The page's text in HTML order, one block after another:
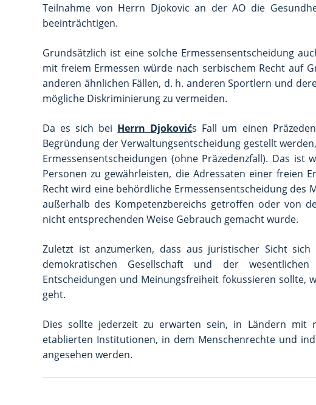
Teilnahme von Herrn Djokovic an der AO die
beeinträchtigen.
Grundsätzlich ist eine solche Ermessensentscheidung
mit freiem Ermessen würde nach serbischem Recht auf
anderen ähnlichen Fällen, d. h. anderen Sportlern und
mögliche Diskriminierung zu vermeiden.
Da es sich bei Herrn Djokovićs Fall um einen
Begründung der Verwaltungsentscheidung gestellt
Ermessensentscheidungen (ohne Präzedenzfall). Das
Personen zu gewährleisten, die Adressaten einer freien
Recht wird eine behördliche Ermessensentscheidung
außerhalb des Kompetenzbereichs getroffen oder von
nicht entsprechenden Weise Gebrauch gemacht wurde.
Zuletzt ist anzumerken, dass aus juristischer Sicht
demokratischen Gesellschaft und der
Entscheidungen und Meinungsfreiheit fokussieren sollte,
geht.
Dies sollte jederzeit zu erwarten sein, in Ländern mit
etablierten Institutionen, in dem Menschenrechte und
angesehen werden.